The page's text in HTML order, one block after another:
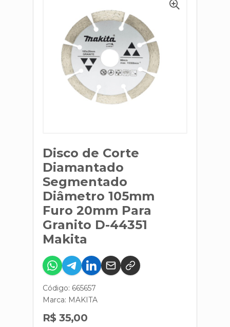
Disco de Corte
Diamantado
Segmentado
Diâmetro 105mm
Furo 20mm Para
Granito D-44351
Makita
Código: 665657
Marca: MAKITA
R$ 35,00